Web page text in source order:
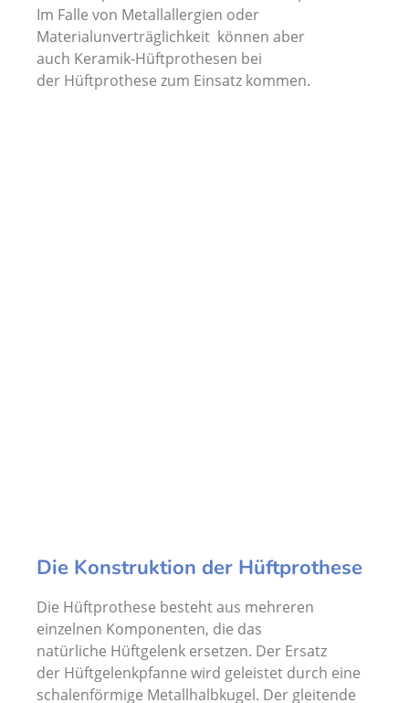
Im Falle von Metallallergien oder
Materialunverträglichkeit können aber
auch Keramik-Hüftprothesen bei
der Hüftprothese zum Einsatz kommen.
Die Konstruktion der Hüftprothese
Die Hüftprothese besteht aus mehreren
einzelnen Komponenten, die das
natürliche Hüftgelenk ersetzen. Der Ersatz
der Hüftgelenkpfanne wird geleistet durch eine
schalenförmige Metallhalbkugel. Der gleitende